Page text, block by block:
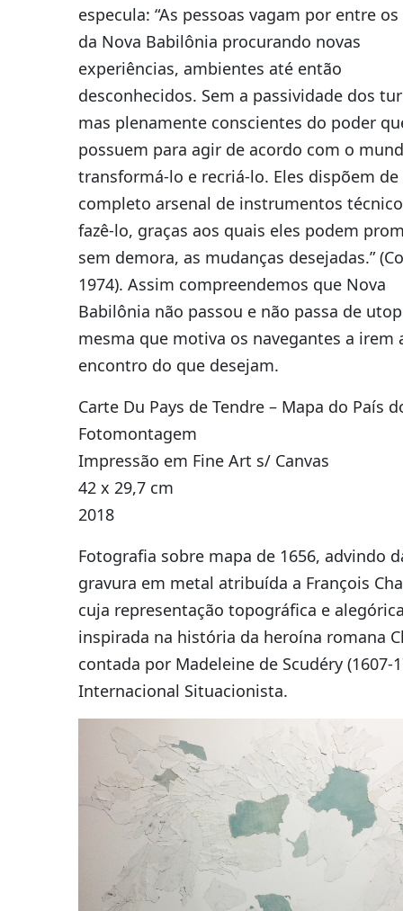
especula: “As pessoas vagam por entre
da Nova Babilônia procurando novas
experiências, ambientes até então
desconhecidos. Sem a passividade dos
mas plenamente conscientes do poder
possuem para agir de acordo com o
transformá-lo e recriá-lo. Eles dispõem
completo arsenal de instrumentos
fazê-lo, graças aos quais eles podem
sem demora, as mudanças desejadas.”
1974). Assim compreendemos que Nova
Babilônia não passou e não passa de
mesma que motiva os navegantes a irem
encontro do que desejam.
Carte Du Pays de Tendre – Mapa do País
Fotomontagem
Impressão em Fine Art s/ Canvas
42 x 29,7 cm
2018
Fotografia sobre mapa de 1656, advindo
gravura em metal atribuída a François
cuja representação topográfica e
inspirada na história da heroína romana
contada por Madeleine de Scudéry (1607-
Internacional Situacionista.